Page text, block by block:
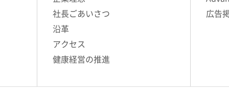
社長ごあいさつ
沿革
アクセス
健康経営の推進
広告